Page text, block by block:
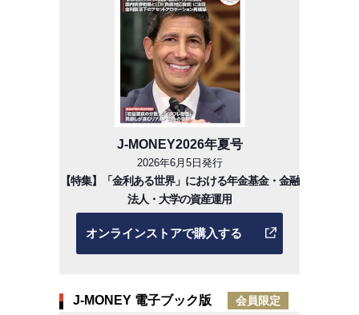
J-MONEY2026年夏号
2026年6月5日発行
【特集】「金利ある世界」における年金基金・金融
法人・大学の資産運用
オンラインストアで購入する
J-MONEY 電子ブック版 会員限定